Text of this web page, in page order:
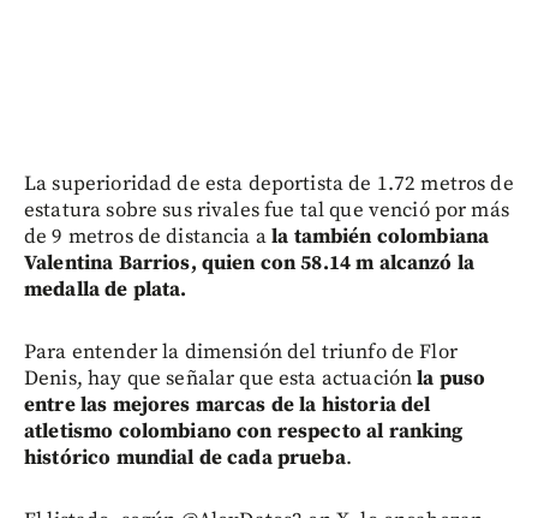
La superioridad de esta deportista de 1.72 metros de
estatura sobre sus rivales fue tal que venció por más
de 9 metros de distancia ala también colombiana
Valentina Barrios, quien con 58.14 m alcanzó la
medalla de plata.
Para entender la dimensión del triunfo de Flor
Denis, hay que señalar que esta actuaciónla puso
entre las mejores marcas de la historia del
atletismo colombiano con respecto al ranking
histórico mundial de cada prueba.